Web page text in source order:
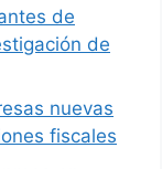
de
de
nuevas
fiscales